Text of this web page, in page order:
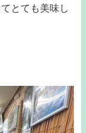
とても美味し